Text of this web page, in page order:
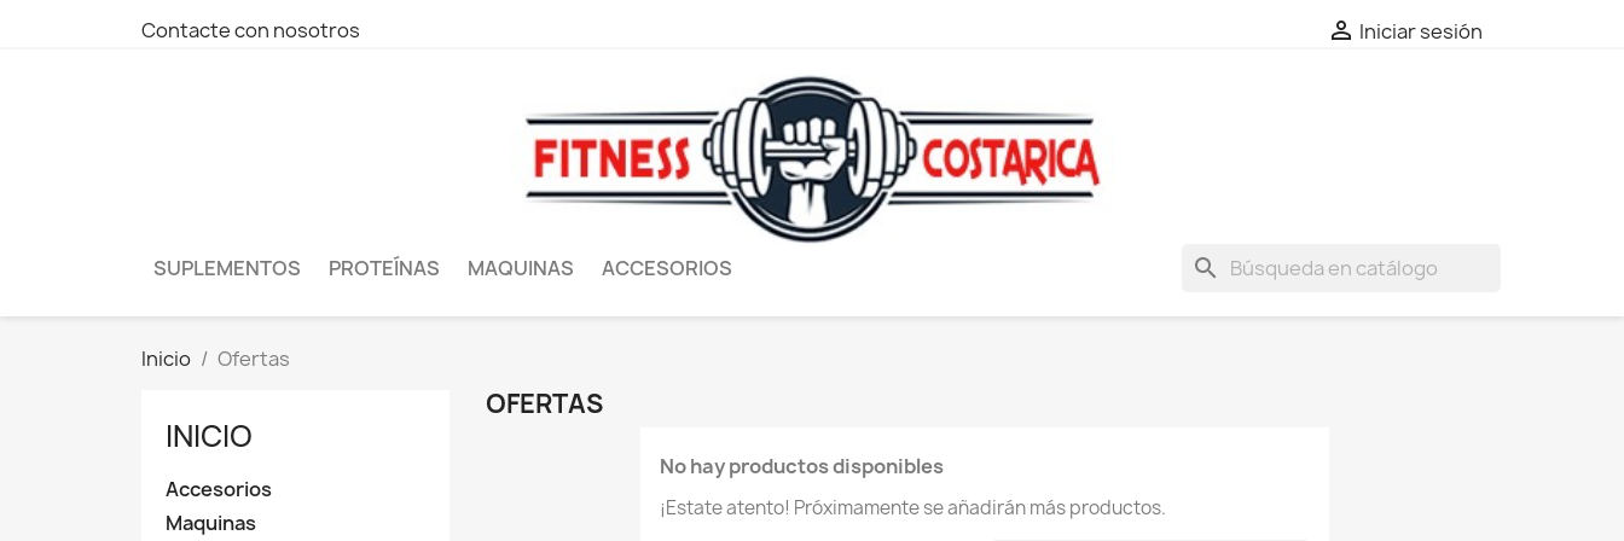
Contacte con nosotros  Iniciar sesión
search
SUPLEMENTOS PROTEÍNAS MAQUINAS ACCESORIOS
Inicio Ofertas
INICIO
Accesorios
Maquinas
OFERTAS
No hay productos disponibles
¡Estate atento! Próximamente se añadirán más productos.